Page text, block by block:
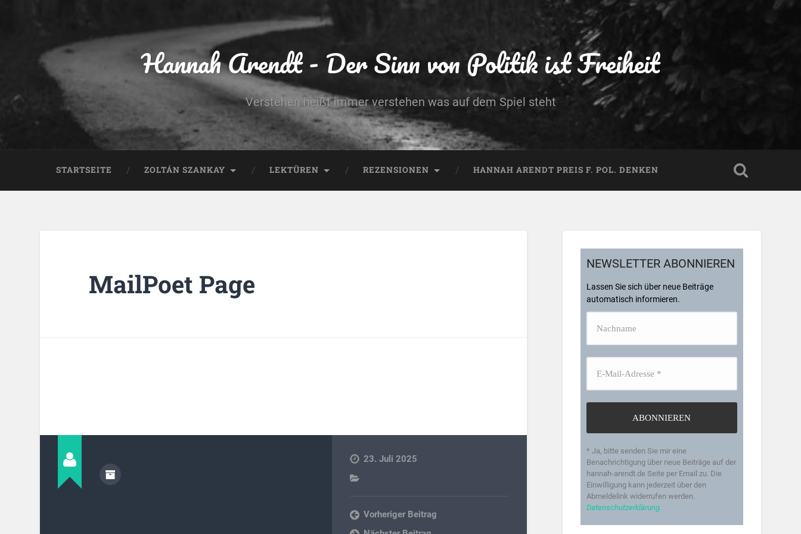
Hannah Arendt - Der Sinn von Politik ist Freiheit
Verstehen heißt immer verstehen was auf dem Spiel steht
STARTSEITE ZOLTÁN SZANKAY LEKTÜREN REZENSIONEN HANNAH ARENDT PREIS F. POL. DENKEN
MailPoet Page
23. Juli 2025
Vorheriger Beitrag
NEWSLETTER ABONNIEREN
Lassen Sie sich über neue Beiträge
automatisch informieren.
* Ja, bitte senden Sie mir eine
Benachrichtigung über neue Beiträge auf der
hannah-arendt.de Seite per Email zu. Die
Einwilligung kann jederzeit über den
Abmeldelink widerrufen werden.
Datenschutzerklärung.